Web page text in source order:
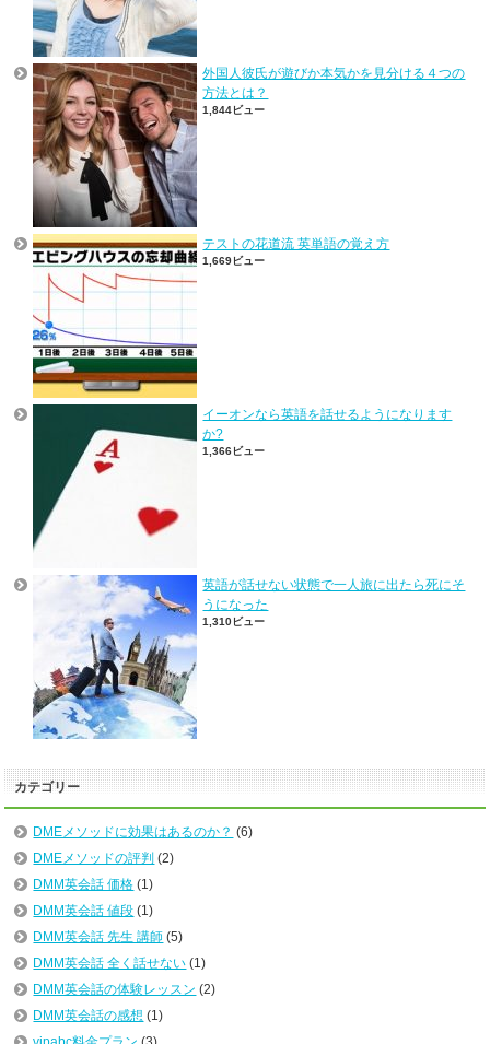
外国人彼氏が遊びか本気かを見分ける４つの
方法とは？
1,844ビュー
テストの花道流 英単語の覚え方
1,669ビュー
イーオンなら英語を話せるようになります
か?
1,366ビュー
英語が話せない状態で一人旅に出たら死にそ
うになった
1,310ビュー
カテゴリー
DMEメソッドに効果はあるのか？ (6)
DMEメソッドの評判 (2)
DMM英会話 価格 (1)
DMM英会話 値段 (1)
DMM英会話 先生 講師 (5)
DMM英会話 全く話せない (1)
DMM英会話の体験レッスン (2)
DMM英会話の感想 (1)